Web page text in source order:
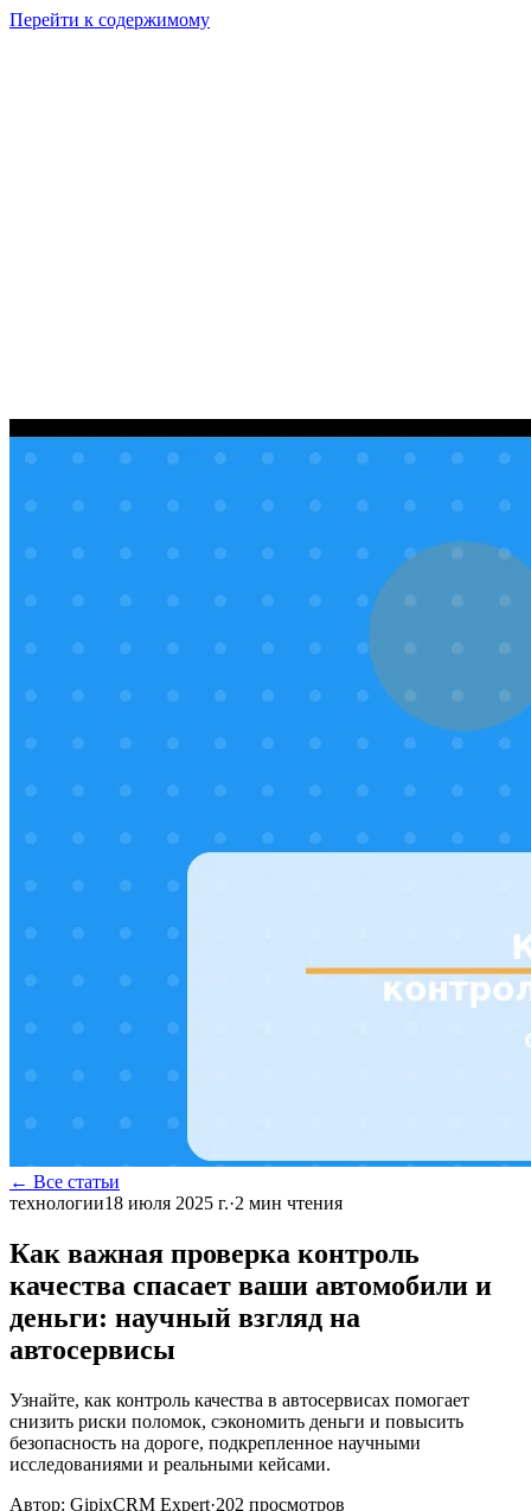
Перейти к содержимому
← Все статьи
технологии18 июля 2025 г.·2 мин чтения
Как важная проверка контроль
качества спасает ваши автомобили и
деньги: научный взгляд на
автосервисы
Узнайте, как контроль качества в автосервисах помогает
снизить риски поломок, сэкономить деньги и повысить
безопасность на дороге, подкрепленное научными
исследованиями и реальными кейсами.
Автор: GipixCRM Expert·202 просмотров